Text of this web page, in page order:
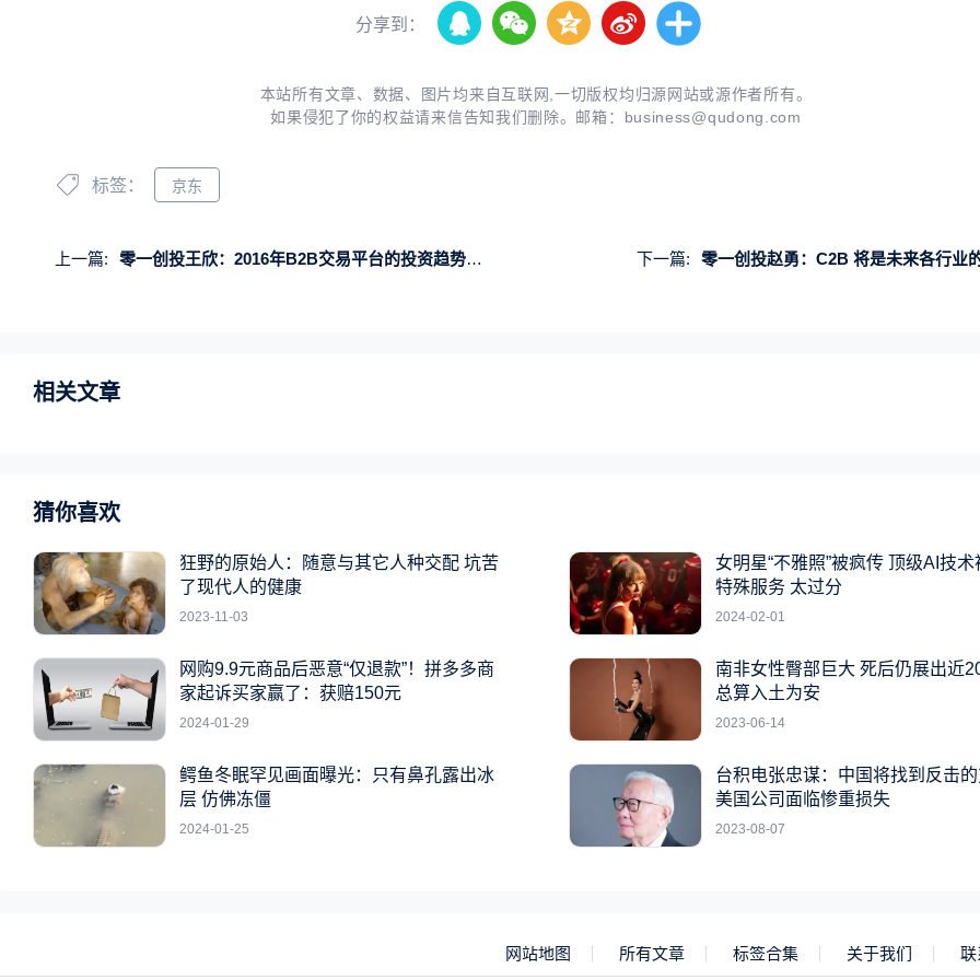
分享到：
本站所有文章、数据、图片均来自互联网,一切版权均归源网站或源作者所有。
如果侵犯了你的权益请来信告知我们删除。邮箱： business@qudong.com
标签： 京东
上一篇: 零一创投王欣：2016年B2B交易平台的投资趋势分析 下一篇: 零一创投赵勇：C2B 将是未来各行业
相关文章
猜你喜欢
狂野的原始人：随意与其它人种交配 坑苦
了现代人的健康
2023-11-03
女明星“不雅照”被疯传 顶级AI技
特殊服务 太过分
2024-02-01
网购9.9元商品后恶意“仅退款”！拼多多商
家起诉买家赢了：获赔150元
2024-01-29
南非女性臀部巨大 死后仍展出近
总算入土为安
2023-06-14
鳄鱼冬眠罕见画面曝光：只有鼻孔露出冰
层 仿佛冻僵
2024-01-25
台积电张忠谋：中国将找到反击
美国公司面临惨重损失
2023-08-07
网站地图 所有文章 标签合集 关于我们 联